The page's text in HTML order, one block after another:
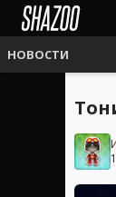
НОВОСТИ